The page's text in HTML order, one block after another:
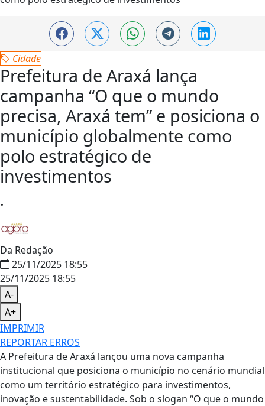
Cidade
Prefeitura de Araxá lança
campanha “O que o mundo
precisa, Araxá tem” e posiciona o
município globalmente como
polo estratégico de
investimentos
.
Da Redação
25/11/2025 18:55
25/11/2025 18:55
A-
A+
IMPRIMIR
REPORTAR ERROS
A Prefeitura de Araxá lançou uma nova campanha
institucional que posiciona o município no cenário mundial
como um território estratégico para investimentos,
inovação e sustentabilidade. Sob o slogan “O que o mundo